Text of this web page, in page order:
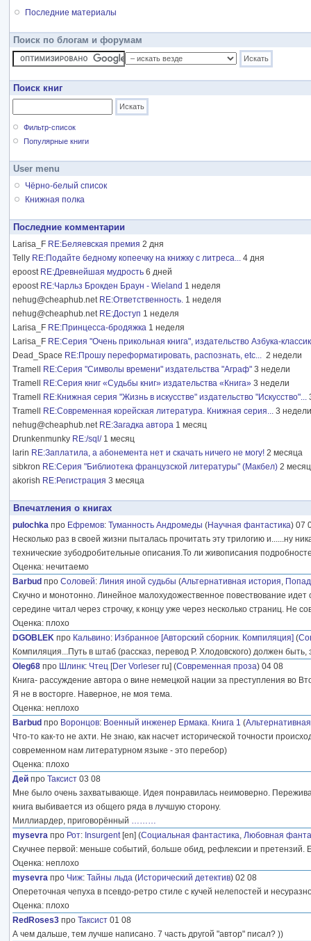
Последние материалы
Поиск по блогам и форумам
Поиск книг
Фильтр-список
Популярные книги
User menu
Чёрно-белый список
Книжная полка
Последние комментарии
Larisa_F RE:Беляевская премия 2 дня
Telly RE:Подайте бедному копеечку на книжку с литреса... 4 дня
epoost RE:Древнейшая мудрость 6 дней
epoost RE:Чарльз Брокден Браун - Wieland 1 неделя
nehug@cheaphub.net RE:Ответственность. 1 неделя
nehug@cheaphub.net RE:Доступ 1 неделя
Larisa_F RE:Принцесса-бродяжка 1 неделя
Larisa_F RE:Серия "Очень прикольная книга", издательство Азбука-
Dead_Space RE:Прошу переформатировать, распознать, etc... 2 недели
Tramell
RE:Серия "Символы времени" издательства "Аграф" 3 недели
Tramell
RE:Серия книг «Судьбы книг» издательства «Книга» 3 недели
Tramell
RE:Книжная серия "Жизнь в искусстве" издательство "Искусство"...
Tramell
RE:Современная корейская литература. Книжная серия... 3 недели
nehug@cheaphub.net RE:Загадка автора 1 месяц
Drunkenmunky RE:/sql/ 1 месяц
larin RE:Заплатила, а абонемента нет и скачать ничего не могу! 2 месяца
sibkron RE:Серия "Библиотека французской литературы" (Макбел) 2
akorish RE:Регистрация 3 месяца
Впечатления о книгах
pulochka про Ефремов: Туманность Андромеды (Научная фантастика) 07
Несколько раз в своей жизни пыталась прочитать эту трилогию и......ну
технические зубодробительные описания.То ли живописания
Оценка: нечитаемо
Barbud про Соловей: Линия иной судьбы (Альтернативная история,
Скучно и монотонно. Линейное малохудожественное повествование
середине читал через строчку, к концу уже через несколько страниц. Не
Оценка: плохо
DGOBLEK про Кальвино: Избранное [Авторский сборник. Компиляция] (
Компиляция...Путь в штаб (рассказ, перевод Р. Хлодовского) должен быть,
Oleg68 про Шлинк: Чтец [Der Vorleser ru] (Современная проза) 04 08
Книга- рассуждение автора о вине немецкой нации за преступления во
Я не в восторге. Наверное, не моя тема.
Оценка: неплохо
Barbud про Воронцов: Военный инженер Ермака. Книга 1 (
Что-то как-то не ахти. Не знаю, как насчет исторической точности
современном нам литературном языке - это перебор)
Оценка: плохо
Дей про Таксист 03 08
Мне было очень захватывающе. Идея понравилась неимоверно.
книга выбивается из общего ряда в лучшую сторону.
Миллиардер, приговорённый ………
mysevra про Рот: Insurgent[en] (Социальная фантастика, Любовная
Скучнее первой: меньше событий, больше обид, рефлексии и претензий.
Оценка: неплохо
mysevra про Чиж: Тайны льда (Исторический детектив) 02 08
Опереточная чепуха в псевдо-ретро стиле с кучей нелепостей и
Оценка: плохо
RedRoses3 про Таксист 01 08
А чем дальше, тем лучше написано. 7 часть другой "автор" писал? ))